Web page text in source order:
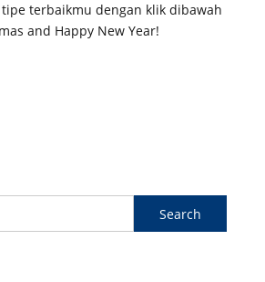
tipe terbaikmu dengan klik dibawah
and Happy New Year!